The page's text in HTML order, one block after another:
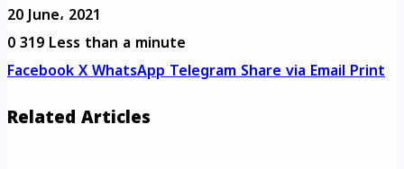
20 June، 2021
0319Less than a minute
FacebookXWhatsAppTelegramShare via EmailPrint
Related Articles